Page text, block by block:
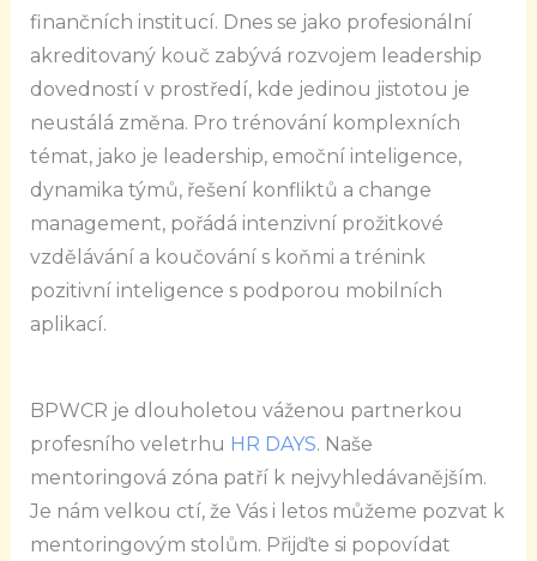
finančních institucí. Dnes se jako profesionální
akreditovaný kouč zabývá rozvojem leadership
dovedností v prostředí, kde jedinou jistotou je
neustálá změna. Pro trénování komplexních
témat, jako je leadership, emoční inteligence,
dynamika týmů, řešení konfliktů a change
management, pořádá intenzivní prožitkové
vzdělávání a koučování s koňmi a trénink
pozitivní inteligence s podporou mobilních
aplikací.
BPWCR je dlouholetou váženou partnerkou
profesního veletrhu HR DAYS. Naše
mentoringová zóna patří k nejvyhledávanějším.
Je nám velkou ctí, že Vás i letos můžeme pozvat k
mentoringovým stolům. Přijďte si popovídat